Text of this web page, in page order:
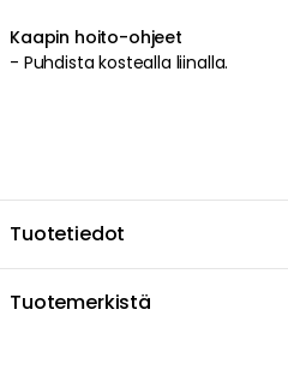
Kaapin hoito-ohjeet
- Puhdista kostealla liinalla.
Tuotetiedot
Tuotemerkistä